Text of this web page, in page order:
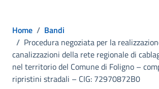
Home / Bandi
/ Procedura negoziata per la
canalizzazioni della rete regionale di
nel territorio del Comune di Foligno –
ripristini stradali – CIG: 72970872B0